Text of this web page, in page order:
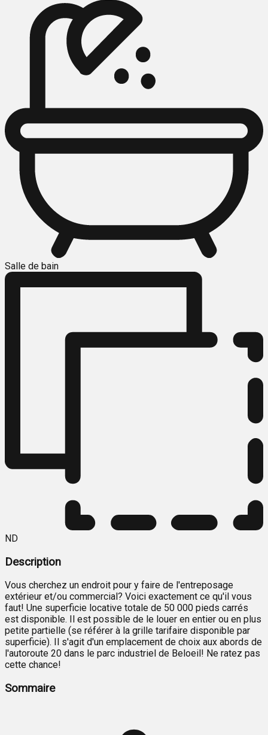
Salle de bain
ND
Description
Vous cherchez un endroit pour y faire de l'entreposage
extérieur et/ou commercial? Voici exactement ce qu'il vous
faut! Une superficie locative totale de 50 000 pieds carrés
est disponible. Il est possible de le louer en entier ou en plus
petite partielle (se référer à la grille tarifaire disponible par
superficie). Il s'agit d'un emplacement de choix aux abords de
l'autoroute 20 dans le parc industriel de Beloeil! Ne ratez pas
cette chance!
Sommaire